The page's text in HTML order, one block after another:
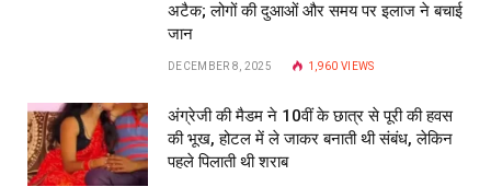
अटैक; लोगों की दुआओं और समय पर इलाज ने बचाई
जान
DECEMBER 8, 2025 1,960 VIEWS
अंग्रेजी की मैडम ने 10वीं के छात्र से पूरी की हवस
की भूख, होटल में ले जाकर बनाती थी संबंध, लेकिन
पहले पिलाती थी शराब